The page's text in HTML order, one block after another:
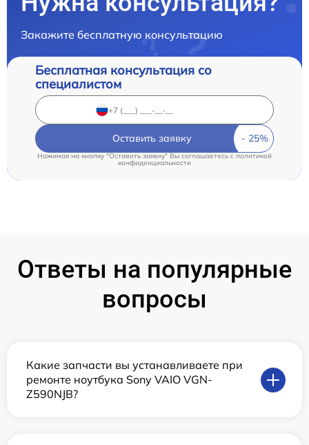
Закажите бесплатную консультацию
Бесплатная консультация со
специалистом
Оставить заявку
Нажимая на кнопку "Оставить заявку" Вы соглашаетесь cполитикой
конфиденциальности
Ответы на популярные
вопросы
Какие запчасти вы устанавливаете при
ремонте ноутбука Sony VAIO VGN-
Z590NJB?